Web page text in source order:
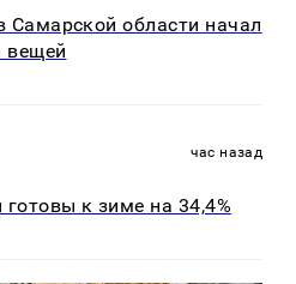
области начал
вещей
час назад
к зиме на 34,4%